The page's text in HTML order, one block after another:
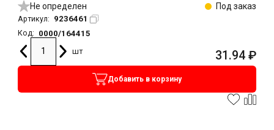
Не определен
Под заказ
Артикул: 9236461
Код:
0000/164415
шт
31.94 ₽
Добавить в корзину